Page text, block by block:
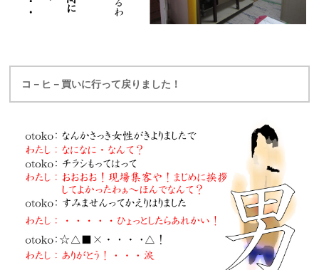
コ－ヒ－買いに行って戻りました！